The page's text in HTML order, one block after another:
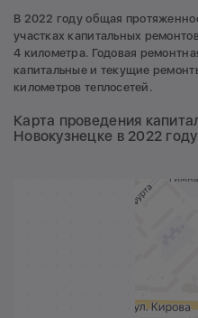
В 2022 году общая
участках капитальных
4 километра. Годовая
капитальные и текущие
километров теплосетей.
Карта проведения
Новокузнецке в 2022 году